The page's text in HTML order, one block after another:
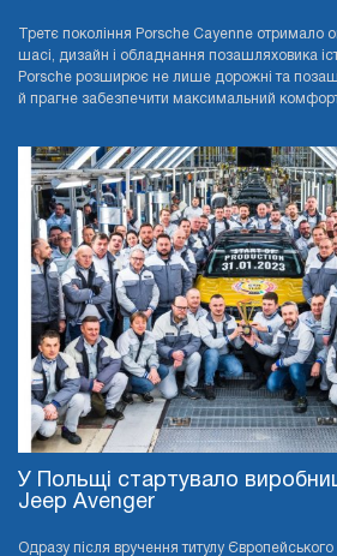
Третє покоління Porsche Cayenne отримало
шасі, дизайн і обладнання позашляховика
Porsche розширює не лише дорожні та
й прагне забезпечити максимальний комфорт
У Польщі стартувало
Jeep Avenger
Одразу після вручення титулу Європейського